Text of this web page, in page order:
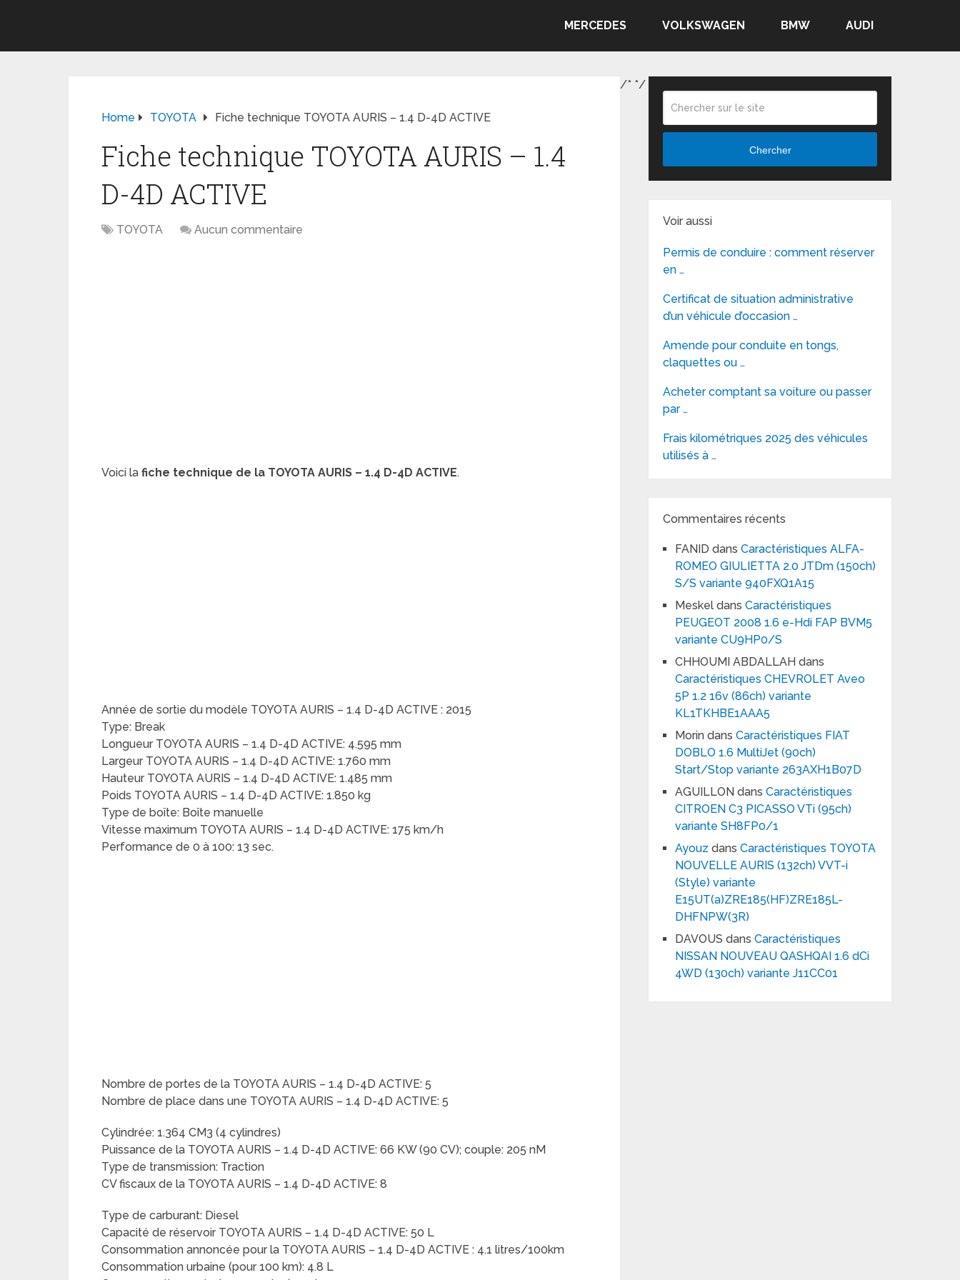
MERCEDES VOLKSWAGEN BMW AUDI
Home TOYOTA Fiche technique TOYOTA AURIS – 1.4 D-4D ACTIVE
Fiche technique TOYOTA AURIS – 1.4
D-4D ACTIVE
TOYOTA Aucun commentaire
Voici la fiche technique de la TOYOTA AURIS – 1.4 D-4D ACTIVE.
Année de sortie du modèle TOYOTA AURIS – 1.4 D-4D ACTIVE : 2015
Type: Break
Longueur TOYOTA AURIS – 1.4 D-4D ACTIVE: 4.595 mm
Largeur TOYOTA AURIS – 1.4 D-4D ACTIVE: 1.760 mm
Hauteur TOYOTA AURIS – 1.4 D-4D ACTIVE: 1.485 mm
Poids TOYOTA AURIS – 1.4 D-4D ACTIVE: 1.850 kg
Type de boîte: Boîte manuelle
Vitesse maximum TOYOTA AURIS – 1.4 D-4D ACTIVE: 175 km/h
Performance de 0 à 100: 13 sec.
Nombre de portes de la TOYOTA AURIS – 1.4 D-4D ACTIVE: 5
Nombre de place dans une TOYOTA AURIS – 1.4 D-4D ACTIVE: 5
Cylindrée: 1.364 CM3 (4 cylindres)
Puissance de la TOYOTA AURIS – 1.4 D-4D ACTIVE: 66 KW (90 CV); couple: 205 nM
Type de transmission: Traction
CV fiscaux de la TOYOTA AURIS – 1.4 D-4D ACTIVE: 8
Type de carburant: Diesel
Capacité de réservoir TOYOTA AURIS – 1.4 D-4D ACTIVE: 50 L
Consommation annoncée pour la TOYOTA AURIS – 1.4 D-4D ACTIVE : 4.1 litres/100km
Consommation urbaine (pour 100 km): 4.8 L
Chercher
Voir aussi
Permis de conduire : comment réserver
en …
Certificat de situation administrative
d’un véhicule d’occasion …
Amende pour conduite en tongs,
claquettes ou …
Acheter comptant sa voiture ou passer
par …
Frais kilométriques 2025 des véhicules
utilisés à …
Commentaires récents
FANID dansCaractéristiques ALFA-
ROMEO GIULIETTA 2.0 JTDm (150ch)
S/S variante 940FXQ1A15
Meskel dansCaractéristiques
PEUGEOT 2008 1.6 e-Hdi FAP BVM5
variante CU9HP0/S
CHHOUMI ABDALLAH dans
Caractéristiques CHEVROLET Aveo
5P 1.2 16v (86ch) variante
KL1TKHBE1AAA5
Morin dansCaractéristiques FIAT
DOBLO 1.6 MultiJet (90ch)
Start/Stop variante 263AXH1B07D
AGUILLON dansCaractéristiques
CITROEN C3 PICASSO VTi (95ch)
variante SH8FP0/1
Ayouz dansCaractéristiques TOYOTA
NOUVELLE AURIS (132ch) VVT-i
(Style) variante
E15UT(a)ZRE185(HF)ZRE185L-
DHFNPW(3R)
DAVOUS dansCaractéristiques
NISSAN NOUVEAU QASHQAI 1.6 dCi
4WD (130ch) variante J11CC01
/* */